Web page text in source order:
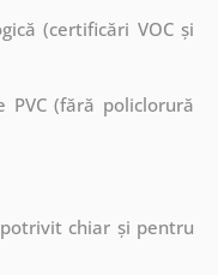
(certificări VOC și
(fără policlorură
chiar și pentru